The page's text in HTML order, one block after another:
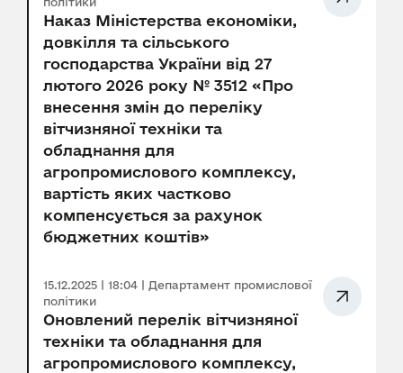
Наказ Міністерства економіки,
довкілля та сільського
господарства України від 27
лютого 2026 року № 3512 «Про
внесення змін до переліку
вітчизняної техніки та
обладнання для
агропромислового комплексу,
вартість яких частково
компенсується за рахунок
бюджетних коштів»
15.12.2025 | 18:04 | Департамент промислової
політики
Оновлений перелік вітчизняної
техніки та обладнання для
агропромислового комплексу,